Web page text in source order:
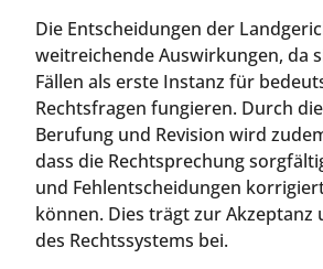
Die Entscheidungen der
weitreichende Auswirkungen, da
Fällen als erste Instanz für
Rechtsfragen fungieren. Durch
Berufung und Revision wird
dass die Rechtsprechung
und Fehlentscheidungen
können. Dies trägt zur Akzeptanz
des Rechtssystems bei.